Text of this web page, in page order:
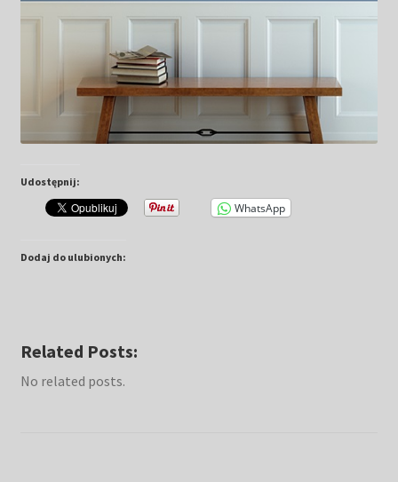
Udostępnij:
WhatsApp
Dodaj do ulubionych:
Related Posts:
No related posts.